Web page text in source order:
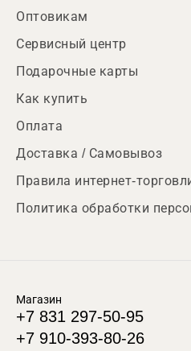
Оптовикам
Сервисный центр
Подарочные карты
Как купить
Оплата
Доставка / Самовывоз
Правила интернет-
Политика обработки
Магазин
+7 831 297-50-95
+7 910-393-80-26